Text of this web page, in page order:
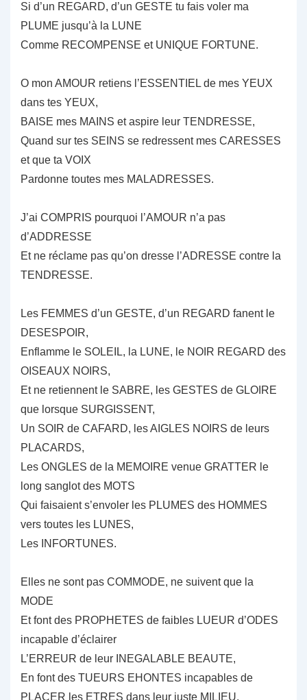
Si d’un REGARD, d’un GESTE tu fais voler ma
PLUME jusqu’à la LUNE
Comme RECOMPENSE et UNIQUE FORTUNE.
O mon AMOUR retiens l’ESSENTIEL de mes YEUX
dans tes YEUX,
BAISE mes MAINS et aspire leur TENDRESSE,
Quand sur tes SEINS se redressent mes CARESSES
et que ta VOIX
Pardonne toutes mes MALADRESSES.
J’ai COMPRIS pourquoi l’AMOUR n’a pas
d’ADDRESSE
Et ne réclame pas qu’on dresse l’ADRESSE contre la
TENDRESSE.
Les FEMMES d’un GESTE, d’un REGARD fanent le
DESESPOIR,
Enflamme le SOLEIL, la LUNE, le NOIR REGARD des
OISEAUX NOIRS,
Et ne retiennent le SABRE, les GESTES de GLOIRE
que lorsque SURGISSENT,
Un SOIR de CAFARD, les AIGLES NOIRS de leurs
PLACARDS,
Les ONGLES de la MEMOIRE venue GRATTER le
long sanglot des MOTS
Qui faisaient s’envoler les PLUMES des HOMMES
vers toutes les LUNES,
Les INFORTUNES.
Elles ne sont pas COMMODE, ne suivent que la
MODE
Et font des PROPHETES de faibles LUEUR d’ODES
incapable d’éclairer
L’ERREUR de leur INEGALABLE BEAUTE,
En font des TUEURS EHONTES incapables de
PLACER les ETRES dans leur juste MILIEU,